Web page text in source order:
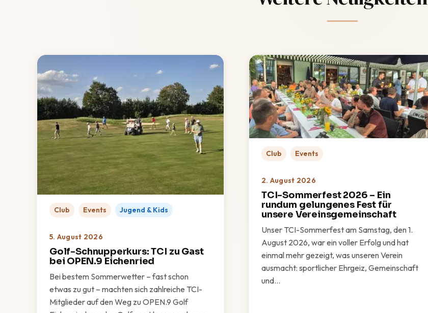
Club Events Jugend & Kids
5. August 2026
Golf-Schnupperkurs: TCI zu Gast
bei OPEN.9 Eichenried
Bei bestem Sommerwetter – fast schon
etwas zu gut – machten sich zahlreiche TCI-
Mitglieder auf den Weg zu OPEN.9 Golf
Club Events
2. August 2026
TCI-Sommerfest 2026 – Ein
rundum gelungenes Fest für
unsere Vereinsgemeinschaft
Unser TCI-Sommerfest am Samstag, den 1.
August 2026, war ein voller Erfolg und hat
einmal mehr gezeigt, was unseren Verein
ausmacht: sportlicher Ehrgeiz, Gemeinschaft
und…